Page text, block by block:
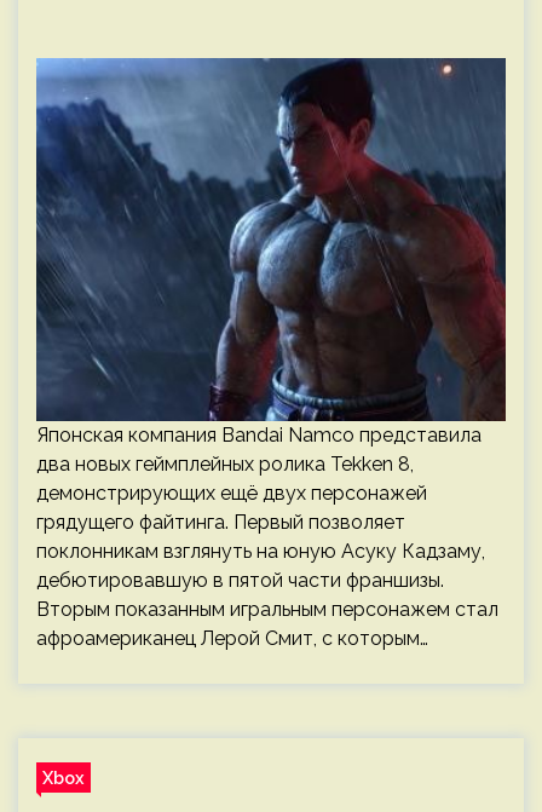
Японская компания Bandai Namco представила
два новых геймплейных ролика Tekken 8,
демонстрирующих ещё двух персонажей
грядущего файтинга. Первый позволяет
поклонникам взглянуть на юную Асуку Кадзаму,
дебютировавшую в пятой части франшизы.
Вторым показанным игральным персонажем стал
афроамериканец Лерой Смит, с которым…
Xbox